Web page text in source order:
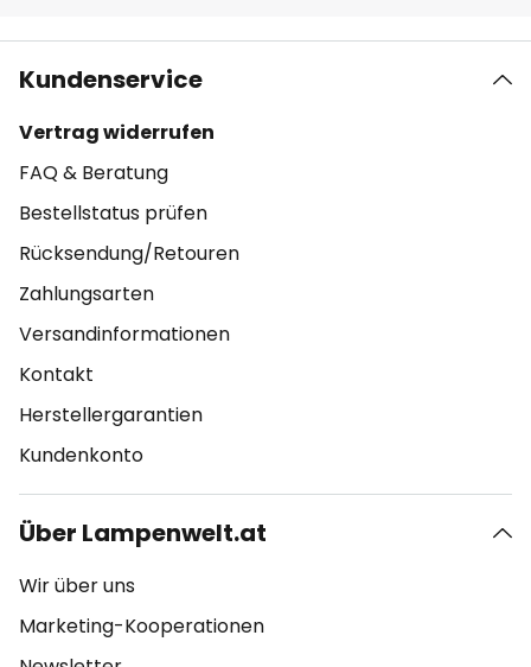
Kundenservice
Vertrag widerrufen
FAQ & Beratung
Bestellstatus prüfen
Rücksendung/Retouren
Zahlungsarten
Versandinformationen
Kontakt
Herstellergarantien
Kundenkonto
Über Lampenwelt.at
Wir über uns
Marketing-Kooperationen